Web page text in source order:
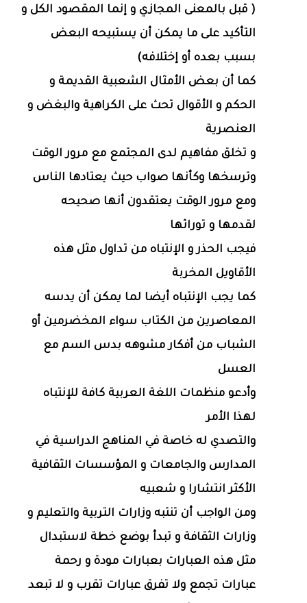
( قبل بالمعنى المجازي و إنما المقصود الكل و
التأكيد على ما يمكن أن يستبيحه البعض
بسبب بعده أو إختلافه)
كما أن بعض الأمثال الشعبية القديمة و
الحكم و الأقوال تحث على الكراهية والبغض و
العنصرية
و تخلق مفاهيم لدى المجتمع مع مرور الوقت
وترسخها وكأنها صواب حيث يعتادها الناس
ومع مرور الوقت يعتقدون أنها صحيحه
لقدمها و توراثها
فيجب الحذر و الإنتباه من تداول مثل هذه
الأقاويل المخربة
كما يجب الإنتباه أيضا لما يمكن أن يدسه
المعاصرين من الكتاب سواء المخضرمين أو
الشباب من أفكار مشوهه بدس السم مع
العسل
وأدعو منظمات اللغة العربية كافة للإنتباه
لهذا الأمر
والتصدي له خاصة في المناهج الدراسية في
المدارس والجامعات و المؤسسات الثقافية
الأكثر انتشارا و شعبيه
ومن الواجب أن تنتبه وزارات التربية والتعليم و
وزارات الثقافة و تبدأ بوضع خطة لاستبدال
مثل هذه العبارات بعبارات مودة و رحمة
عبارات تجمع ولا تفرق عبارات تقرب و لا تبعد